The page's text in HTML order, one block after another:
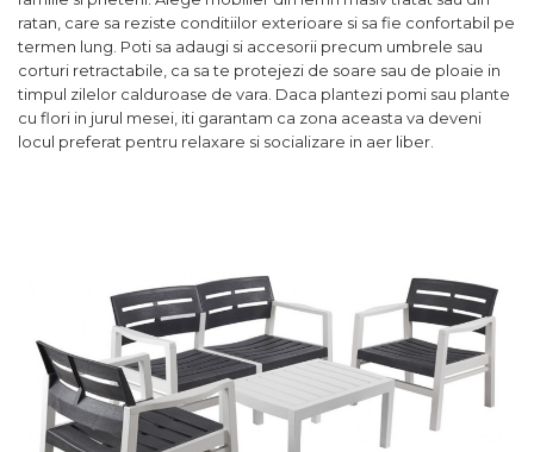
ratan, care sa reziste conditiilor exterioare si sa fie confortabil pe
termen lung. Poti sa adaugi si accesorii precum umbrele sau
corturi retractabile, ca sa te protejezi de soare sau de ploaie in
timpul zilelor calduroase de vara. Daca plantezi pomi sau plante
cu flori in jurul mesei, iti garantam ca zona aceasta va deveni
locul preferat pentru relaxare si socializare in aer liber.